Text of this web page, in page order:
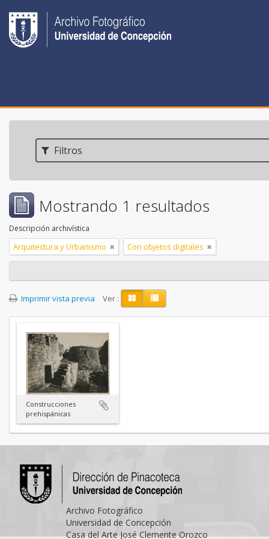
Filtros
Mostrando 1 resultados
Descripción archivística
Arquitectura y Urbanismo Con objetos digitales
Imprimir vista previa Ver :
Construcciones
prehispánicas
Archivo Fotográfico
Universidad de Concepción
Casa del Arte José Clemente Orozco